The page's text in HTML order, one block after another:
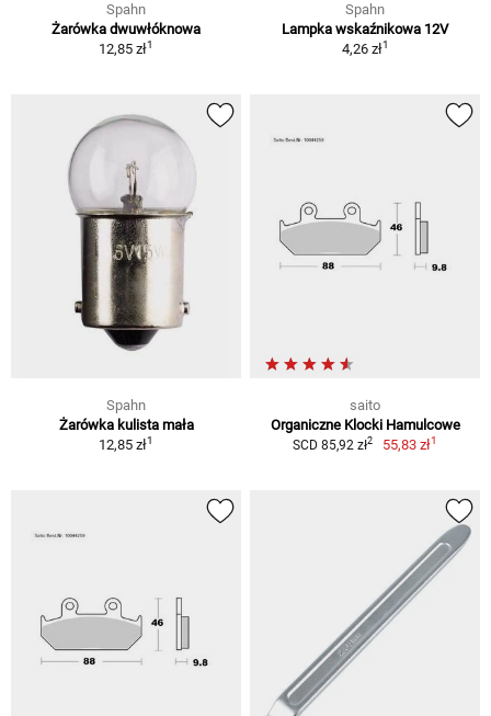
Spahn
Żarówka dwuwłóknowa
12,85 zł1
Spahn
Lampka wskaźnikowa 12V
4,26 zł1
Spahn
Żarówka kulista mała
12,85 zł1
saito
Organiczne Klocki Hamulcowe
SCD 85,92 zł2 55,83 zł1